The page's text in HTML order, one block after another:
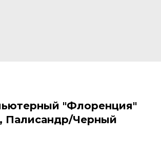
"Флоренция"
Палисандр/Черный